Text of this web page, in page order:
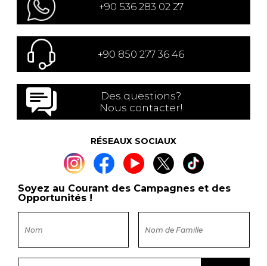
+90 536 283 02 27
+90 850 277 36 46
Des questions?
Nous contacter!
RÉSEAUX SOCIAUX
Soyez au Courant des Campagnes et des
Opportunités !